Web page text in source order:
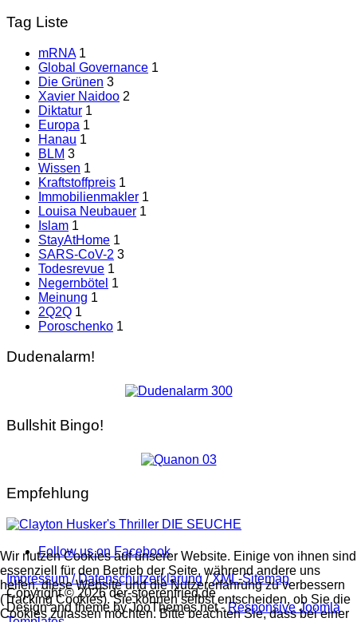
Tag Liste
mRNA 1
Global Governance 1
Die Grünen 3
Xavier Naidoo 2
Diktatur 1
Europa 1
Hanau 1
BLM 3
Wissen 1
Kraftstoffpreis 1
Immobilienmakler 1
Louisa Neubauer 1
Islam 1
StayAtHome 1
SARS-CoV-2 3
Todesrevue 1
Negernbötel 1
Meinung 1
2Q2Q 1
Poroschenko 1
Dudenalarm!
Bullshit Bingo!
Empfehlung
Follow us on Facebook
Impressum / Datenschutzerklärung /XML-Sitemap
Copyright © 2026 der-stoerenfried.de
Design and theme by JooThemes.net -Responsive Joomla
Wir nutzen Cookies auf unserer Website. Einige von ihnen sind
essenziell für den Betrieb der Seite, während andere uns
helfen, diese Website und die Nutzererfahrung zu verbessern
(Tracking Cookies). Sie können selbst entscheiden, ob Sie die
Cookies zulassen möchten. Bitte beachten Sie, dass bei einer